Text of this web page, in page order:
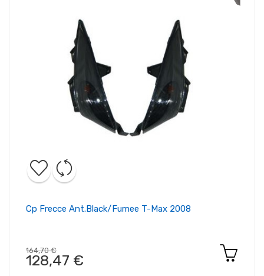
Cp Frecce Ant.black/fumee T-Max 2008
164,70 €
128,47 €